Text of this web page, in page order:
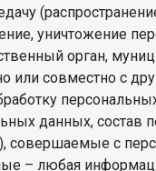
уничтожение
орган,
или совместно с
данных, состав
совершаемые с
– любая